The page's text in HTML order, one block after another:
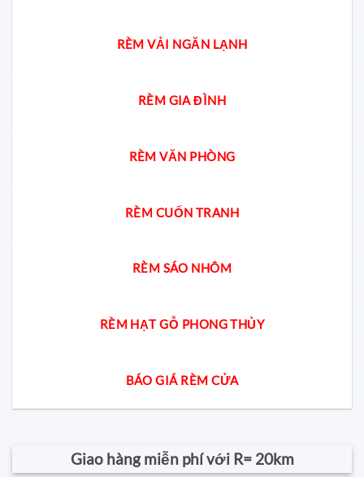
RÈM VẢI NGĂN LẠNH
RÈM GIA ĐÌNH
RÈM VĂN PHÒNG
RÈM CUỐN TRANH
RÈM SÁO NHÔM
RÈM HẠT GỖ PHONG THỦY
BÁO GIÁ RÈM CỬA
Giao hàng miễn phí với R= 20km